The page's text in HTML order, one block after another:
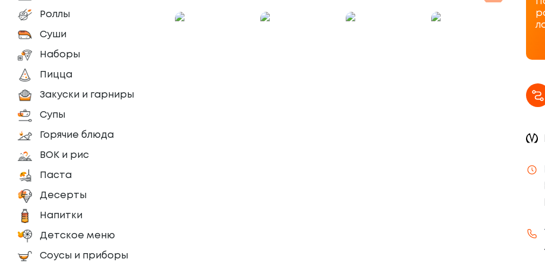
Роллы
Суши
Наборы
Пицца
Закуски и гарниры
Супы
Горячие блюда
ВОК и рис
Паста
Десерты
Напитки
Детское меню
Соусы и приборы